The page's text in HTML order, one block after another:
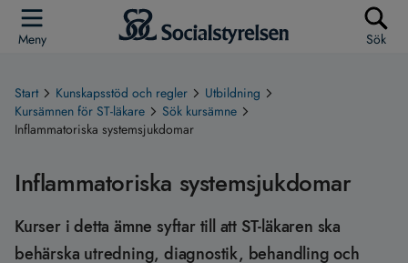
Meny Sök
Start Kunskapsstöd och regler
Utbildning
Kursämnen för ST-läkare
Sök kursämne
Inflammatoriska systemsjukdomar
Inflammatoriska systemsjukdomar
Kurser i detta ämne syftar till att ST-läkaren ska
behärska utredning, diagnostik, behandling och